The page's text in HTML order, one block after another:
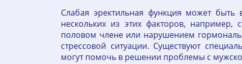
Слабая эректильная функция может быть
нескольких из этих факторов, например,
половом члене или нарушением
стрессовой ситуации. Существуют
могут помочь в решении проблемы с